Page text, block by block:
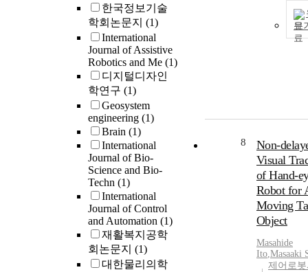
한국정보기술
학회논문지 (1)
International
Journal of Assistive
Robotics and Me (1)
디지털디자인
학연구 (1)
Geosystem
engineering (1)
Brain (1)
International
Journal of Bio-
Science and Bio-
Techn (1)
International
Journal of Control
and Automation (1)
재활복지공학
회논문지 (1)
대한물리의학
보
8
Non-
Visual
of Hand-
Robot for
Moving
Object
Masahide
Ito,Masaaki
제어로